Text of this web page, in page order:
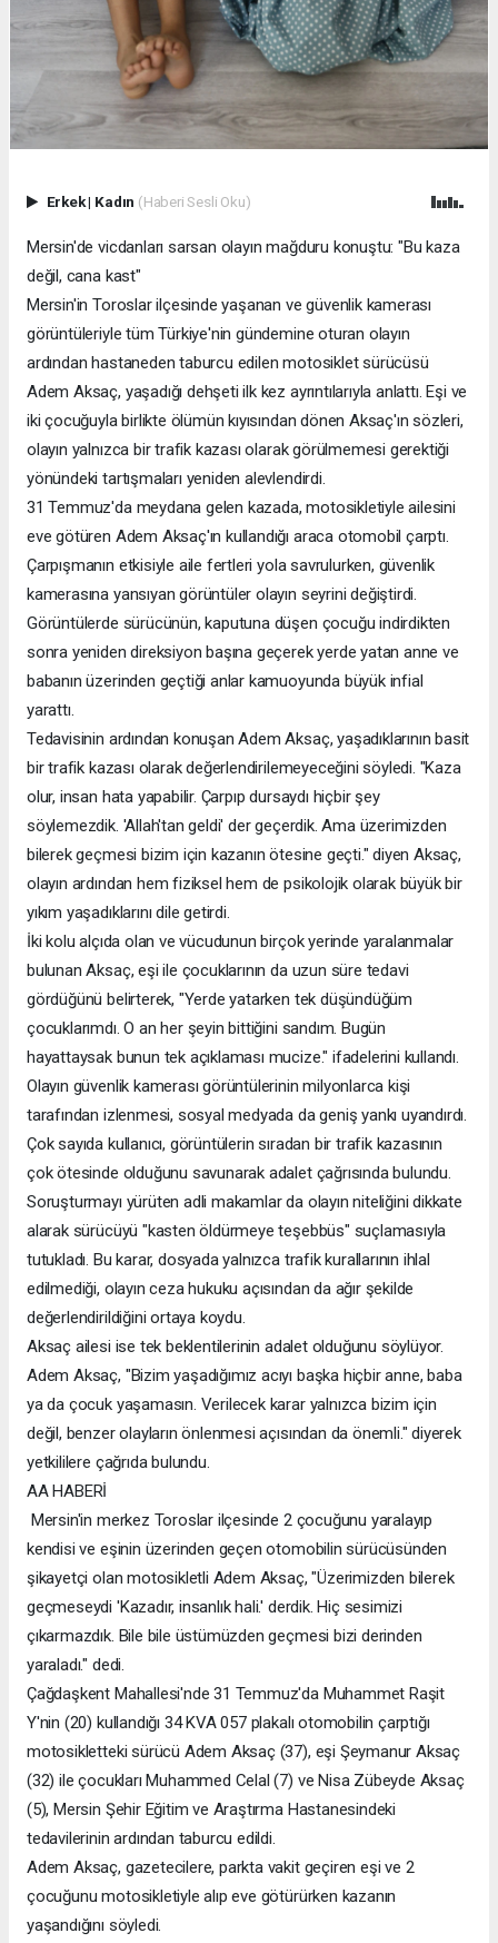
Erkek| Kadın (Haberi Sesli Oku)
Mersin'de vicdanları sarsan olayın mağduru konuştu: "Bu kaza
değil, cana kast"
Mersin'in Toroslar ilçesinde yaşanan ve güvenlik kamerası
görüntüleriyle tüm Türkiye'nin gündemine oturan olayın
ardından hastaneden taburcu edilen motosiklet sürücüsü
Adem Aksaç, yaşadığı dehşeti ilk kez ayrıntılarıyla anlattı. Eşi ve
iki çocuğuyla birlikte ölümün kıyısından dönen Aksaç'ın sözleri,
olayın yalnızca bir trafik kazası olarak görülmemesi gerektiği
yönündeki tartışmaları yeniden alevlendirdi.
31 Temmuz'da meydana gelen kazada, motosikletiyle ailesini
eve götüren Adem Aksaç'ın kullandığı araca otomobil çarptı.
Çarpışmanın etkisiyle aile fertleri yola savrulurken, güvenlik
kamerasına yansıyan görüntüler olayın seyrini değiştirdi.
Görüntülerde sürücünün, kaputuna düşen çocuğu indirdikten
sonra yeniden direksiyon başına geçerek yerde yatan anne ve
babanın üzerinden geçtiği anlar kamuoyunda büyük infial
yarattı.
Tedavisinin ardından konuşan Adem Aksaç, yaşadıklarının basit
bir trafik kazası olarak değerlendirilemeyeceğini söyledi. "Kaza
olur, insan hata yapabilir. Çarpıp dursaydı hiçbir şey
söylemezdik. 'Allah'tan geldi' der geçerdik. Ama üzerimizden
bilerek geçmesi bizim için kazanın ötesine geçti." diyen Aksaç,
olayın ardından hem fiziksel hem de psikolojik olarak büyük bir
yıkım yaşadıklarını dile getirdi.
İki kolu alçıda olan ve vücudunun birçok yerinde yaralanmalar
bulunan Aksaç, eşi ile çocuklarının da uzun süre tedavi
gördüğünü belirterek, "Yerde yatarken tek düşündüğüm
çocuklarımdı. O an her şeyin bittiğini sandım. Bugün
hayattaysak bunun tek açıklaması mucize." ifadelerini kullandı.
Olayın güvenlik kamerası görüntülerinin milyonlarca kişi
tarafından izlenmesi, sosyal medyada da geniş yankı uyandırdı.
Çok sayıda kullanıcı, görüntülerin sıradan bir trafik kazasının
çok ötesinde olduğunu savunarak adalet çağrısında bulundu.
Soruşturmayı yürüten adli makamlar da olayın niteliğini dikkate
alarak sürücüyü "kasten öldürmeye teşebbüs" suçlamasıyla
tutukladı. Bu karar, dosyada yalnızca trafik kurallarının ihlal
edilmediği, olayın ceza hukuku açısından da ağır şekilde
değerlendirildiğini ortaya koydu.
Aksaç ailesi ise tek beklentilerinin adalet olduğunu söylüyor.
Adem Aksaç, "Bizim yaşadığımız acıyı başka hiçbir anne, baba
ya da çocuk yaşamasın. Verilecek karar yalnızca bizim için
değil, benzer olayların önlenmesi açısından da önemli." diyerek
yetkililere çağrıda bulundu.
AA HABERİ
Mersin'in merkez Toroslar ilçesinde 2 çocuğunu yaralayıp
kendisi ve eşinin üzerinden geçen otomobilin sürücüsünden
şikayetçi olan motosikletli Adem Aksaç, "Üzerimizden bilerek
geçmeseydi 'Kazadır, insanlık hali.' derdik. Hiç sesimizi
çıkarmazdık. Bile bile üstümüzden geçmesi bizi derinden
yaraladı." dedi.
Çağdaşkent Mahallesi'nde 31 Temmuz'da Muhammet Raşit
Y'nin (20) kullandığı 34 KVA 057 plakalı otomobilin çarptığı
motosikletteki sürücü Adem Aksaç (37), eşi Şeymanur Aksaç
(32) ile çocukları Muhammed Celal (7) ve Nisa Zübeyde Aksaç
(5), Mersin Şehir Eğitim ve Araştırma Hastanesindeki
tedavilerinin ardından taburcu edildi.
Adem Aksaç, gazetecilere, parkta vakit geçiren eşi ve 2
çocuğunu motosikletiyle alıp eve götürürken kazanın
yaşandığını söyledi.